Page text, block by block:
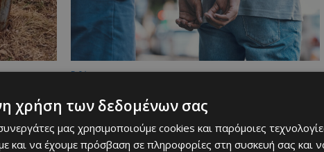
τη
Ειδήσεις
τραυματισμό 21χρονου στη Λεμεσό
27/07/2026
χρήση των δεδομένων σας
μας χρησιμοποιούμε cookies και παρόμοιες
και να έχουμε πρόσβαση σε πληροφορίες στη συσκευή σας και